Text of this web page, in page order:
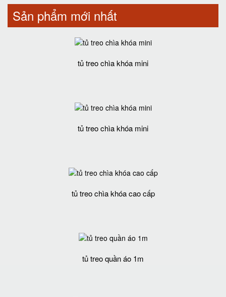
Sản phẩm mới nhất
tủ treo chìa khóa mini
tủ treo chìa khóa mini
tủ treo chìa khóa cao cấp
tủ treo quần áo 1m